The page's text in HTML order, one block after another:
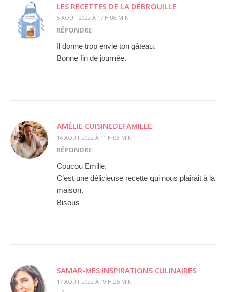
LES RECETTES DE LA DÉBROUILLE
5 AOÛT 2022 À 17 H 08 MIN
RÉPONDRE
Il donne trop envie ton gâteau.
Bonne fin de journée.
AMÉLIE CUISINEDEFAMILLE
16 AOÛT 2022 À 11 H 08 MIN
RÉPONDRE
Coucou Emilie.
C’est une délicieuse recette qui nous plairait à la
maison.
Bisous
SAMAR-MES INSPIRATIONS CULINAIRES
17 AOÛT 2022 À 19 H 25 MIN